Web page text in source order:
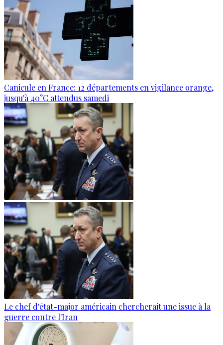
Canicule en France: 12 départements en vigilance orange,
jusqu'à 40°C attendus samedi
Le chef d'état-major américain chercherait une issue à la
guerre contre l'Iran